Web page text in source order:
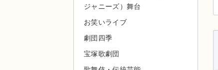
ジャニーズ）舞台
お笑いライブ
劇団四季
宝塚歌劇団